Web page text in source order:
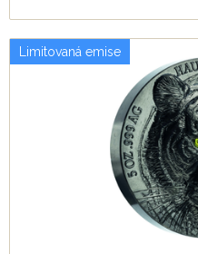
Limitovaná emise